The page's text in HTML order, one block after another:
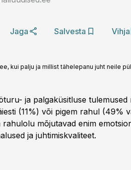
Jaga Salvesta Vihja
kui palju ja millist tähelepanu juht neile
ja palgaküsitluse
(11%) või pigem rahul (49%
rahulolu mõjutavad enim
ja juhtimiskvaliteet.